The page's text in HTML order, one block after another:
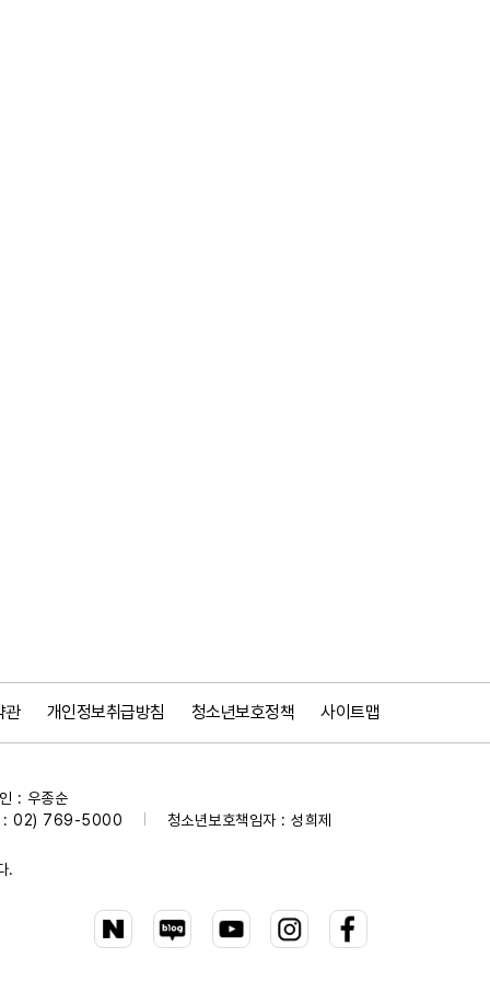
관 개인정보취급방침 청소년보호정책 사이트맵
: 우종순
: 02) 769-5000
청소년보호책임자 : 성희제
.